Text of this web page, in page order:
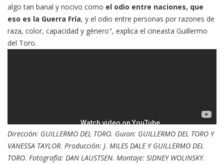
algo tan banal y nocivo como el odio entre naciones, que
eso es la Guerra Fría, y el odio entre personas por razones de
raza, color, capacidad y género", explica el cineasta Guillermo
del Toro.
Dirección: GUILLERMO DEL TORO. Guion: GUILLERMO DEL TORO Y
VANESSA TAYLOR. Producción: J. MILES DALE Y GUILLERMO DEL
TORO. Fotografía: DAN LAUSTSEN. Montaje: SIDNEY WOLINSKY.